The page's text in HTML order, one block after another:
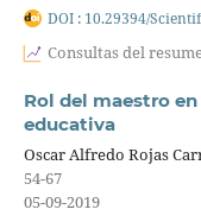
DOI : 10.29394/
Consultas del
Rol del maestro
educativa
Oscar Alfredo Rojas
54-67
05-09-2019